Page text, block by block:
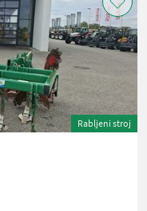
Rabljeni stroj